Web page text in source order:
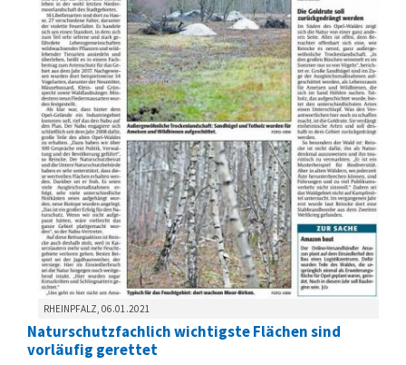
RHEINPFALZ, 06.01.2021
Naturschutzfachlich wichtigste Flächen sind
vorläufig gerettet